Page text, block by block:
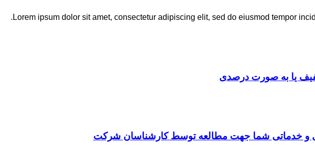
Lorem ipsum dolor sit amet, consectetur adipiscing elit, sed do eiusmod tempor
یا به صورت درصدی
و خدماتی شما جهت مطالعه توسط کارشناسان شرکت